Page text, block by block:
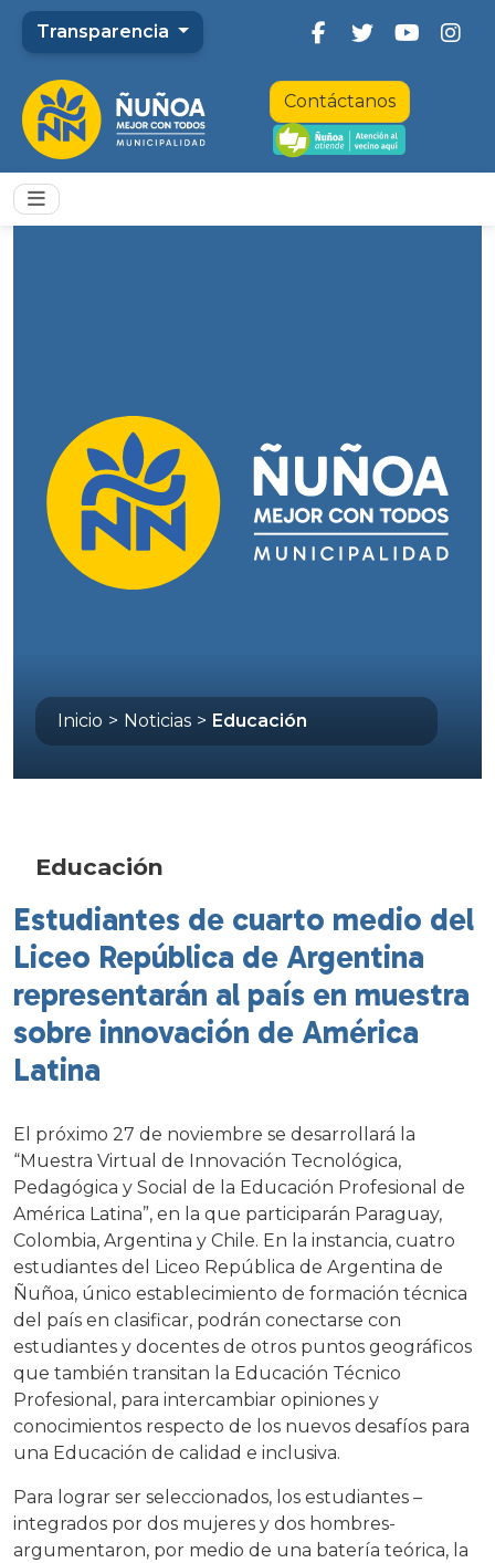
Transparencia
Contáctanos
Inicio > Noticias > Educación
Educación
Estudiantes de cuarto medio del
Liceo República de Argentina
representarán al país en muestra
sobre innovación de América
Latina
El próximo 27 de noviembre se desarrollará la
“Muestra Virtual de Innovación Tecnológica,
Pedagógica y Social de la Educación Profesional de
América Latina”, en la que participarán Paraguay,
Colombia, Argentina y Chile. En la instancia, cuatro
estudiantes del Liceo República de Argentina de
Ñuñoa, único establecimiento de formación técnica
del país en clasificar, podrán conectarse con
estudiantes y docentes de otros puntos geográficos
que también transitan la Educación Técnico
Profesional, para intercambiar opiniones y
conocimientos respecto de los nuevos desafíos para
una Educación de calidad e inclusiva.
Para lograr ser seleccionados, los estudiantes –
integrados por dos mujeres y dos hombres-
argumentaron, por medio de una batería teórica, la